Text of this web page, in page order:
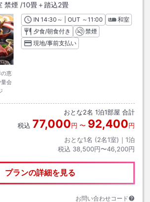
禁煙 /10畳＋踏込2畳
の恵
会
INチェックイン
14:30 ～ | OUT チェックアウト
～11:00
和室
夕食/朝食付き
禁煙
現地/事前支払い
おとな2名 1泊1部屋 合計
税込 77,000円 〜 92,400円
おとな1名 (2名1室)｜ 1泊
税込 38,500円〜46,200円
プランの詳細を見る
お問い合わせコード